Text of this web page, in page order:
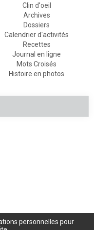
Clin d'oeil
Archives
Dossiers
Calendrier d'activités
Recettes
Journal en ligne
Mots Croisés
Histoire en photos
personnelles pour